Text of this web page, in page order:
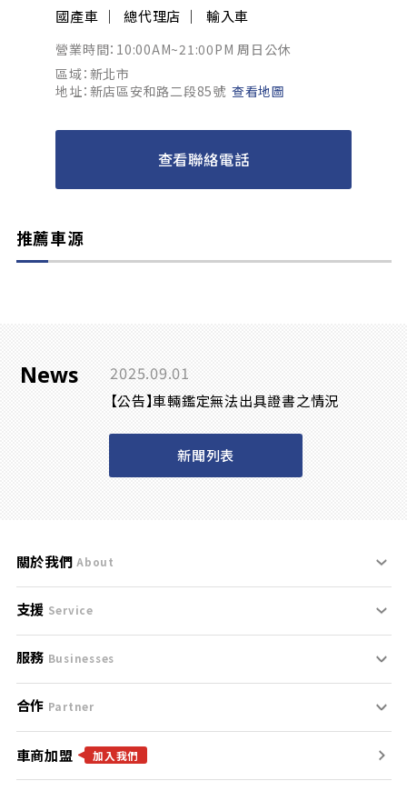
國產車 總代理店 輸入車
營業時間：10:00AM~21:00PM 周日公休
區域：新北市
地址：新店區安和路二段85號 查看地圖
查看聯絡電話
推薦車源
News 2025.09.01
【公告】車輛鑑定無法出具證書之情況
新聞列表
關於我們 About
刊登規範
服務條款
免責聲明
隱私權政策
支援 Service
支援中心
聯絡我們
服務 Businesses
什麼是Goo鑑定？
找好車
合作 Partner
合作夥伴
車商加盟 加入我們